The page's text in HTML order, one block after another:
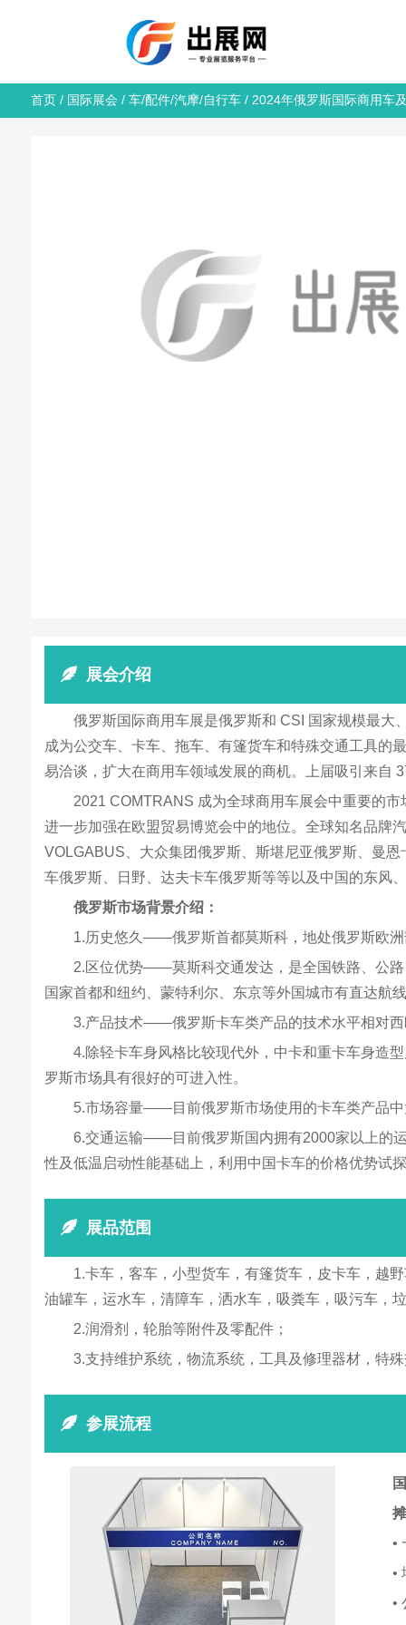
首页/ 国际展会 / 车/配件/汽摩/自行车/ 2024年俄罗斯国际商用车
展会介绍
俄罗斯国际商用车展是俄罗斯和 CSI 国家规模最大
成为公交车、卡车、拖车、有篷货车和特殊交通工具的
易洽谈，扩大在商用车领域发展的商机。上届吸引来自
2021 COMTRANS 成为全球商用车展会中重要的
进一步加强在欧盟贸易博览会中的地位。全球知名品牌
VOLGABUS、大众集团俄罗斯、斯堪尼亚俄罗斯、曼
车俄罗斯、日野、达夫卡车俄罗斯等等以及中国的东风
俄罗斯市场背景介绍：
1.历史悠久——俄罗斯首都莫斯科，地处俄罗斯欧
2.区位优势——莫斯科交通发达，是全国铁路、公
国家首都和纽约、蒙特利尔、东京等外国城市有直达航
3.产品技术——俄罗斯卡车类产品的技术水平相对
4.除轻卡车身风格比较现代外，中卡和重卡车身造
罗斯市场具有很好的可进入性。
5.市场容量——目前俄罗斯市场使用的卡车类产品
6.交通运输——目前俄罗斯国内拥有2000家以上的
性及低温启动性能基础上，利用中国卡车的价格优势试
展品范围
1.卡车，客车，小型货车，有篷货车，皮卡车，越
油罐车，运水车，清障车，洒水车，吸粪车，吸污车，
2.润滑剂，轮胎等附件及零配件；
3.支持维护系统，物流系统，工具及修理器材，特
参展流程
•
•
•